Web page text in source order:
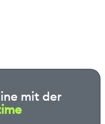
mit der